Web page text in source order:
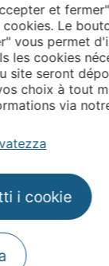
et
Le
vous permet
les cookies
site seront
choix à tout
via
i cookie